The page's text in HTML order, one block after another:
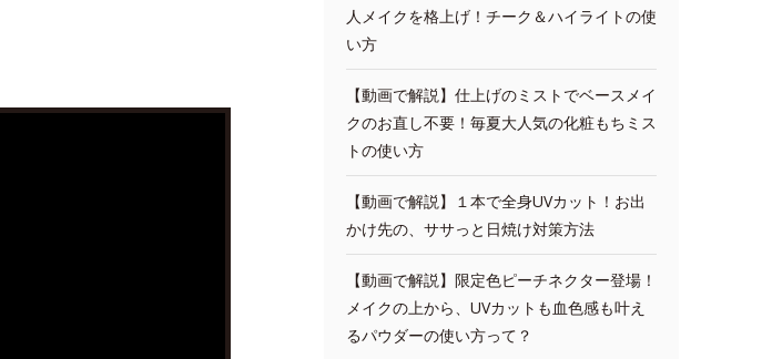
人メイクを格上げ！チーク＆ハイライトの使
い方
【動画で解説】仕上げのミストでベースメイ
クのお直し不要！毎夏大人気の化粧もちミス
トの使い方
【動画で解説】１本で全身UVカット！お出
かけ先の、ササっと日焼け対策方法
【動画で解説】限定色ピーチネクター登場！
メイクの上から、UVカットも血色感も叶え
るパウダーの使い方って？